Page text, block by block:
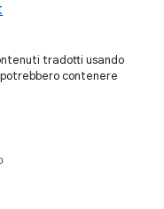
tradotti usando
contenere